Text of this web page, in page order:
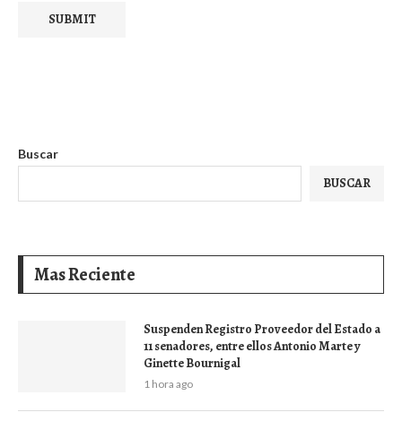
Buscar
BUSCAR
Mas Reciente
Suspenden Registro Proveedor del Estado a
11 senadores, entre ellos Antonio Marte y
Ginette Bournigal
1 hora ago